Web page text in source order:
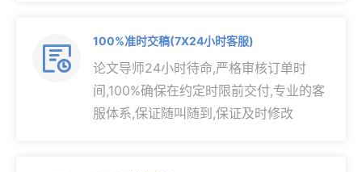

100%准时交稿(7X24小时客服)
论文导师24小时待命,严格审核订单时
间,100%确保在约定时限前交付,专业的客
服体系,保证随叫随到,保证及时修改